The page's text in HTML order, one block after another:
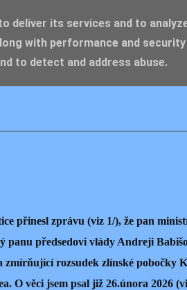
přinesl zprávu (viz 1/), že pan
panu předsedovi vlády Andreji
zmírňující rozsudek zlínské pobočky
O věci jsem psal již 26.února 2026
deliver its services and to
with performance and
to detect and address abuse.